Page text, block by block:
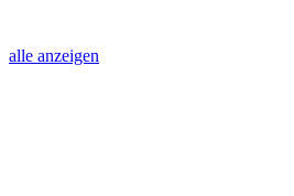
alle anzeigen